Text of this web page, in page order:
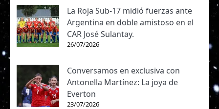
La Roja Sub-17 midió fuerzas ante
Argentina en doble amistoso en el
CAR José Sulantay.
26/07/2026
Conversamos en exclusiva con
Antonella Martínez: La joya de
Everton
23/07/2026